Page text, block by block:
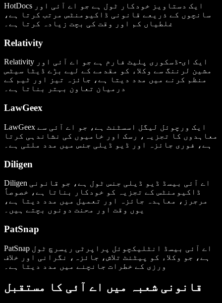
HotDocs ایک دستاویز خودکار ٹول ہے جو اے آئی اور
سانچوں کے ذریعے قانونی ڈاکیومنٹس مرتب کرتا ہے،
غلطیاں کم اور وقت کی بچت زیادہ کرتا ہے۔
Relativity
Relativity ایک ای-ڈسکوری پلیٹ فارم ہے جو اے آئی اور
مشین لرننگ سے وکلاء کو مقدمے کے لیے بڑے ڈیٹا سیٹس
منظم کرنے میں مدد دیتا ہے، جائزہ تیز اور ٹیم کے
درمیان تعاون بہتر بناتا ہے۔
LawGeex
LawGeex ایک ورچوئل لیگل اسسٹنٹ ہے، جو اے آئی سے
معاہدوں کا تجزیہ، رسک اور خامیوں کی نشاندہی کرتا
ہے، فوری جائزہ اور ڈیو ڈیلی جنس میں مدد ملتی ہے۔
Diligen
Diligen اے آئی بیسڈ ڈیو ڈیلی جنس ٹول ہے، جو قانونی
ڈاکیومنٹس کے تجزیہ کو خودکار بناتا ہے، خصوصاً
مرجرز، معاہدہ جائزہ اور تعمیل میں مدد دیتا ہے،
یوں وقت اور محنت دونوں بچتے ہیں۔
PatSnap
PatSnap اے آئی بیسڈ انٹلیکچوئل پراپرٹی ریسرچ ٹول
ہے، جو وکلاء کو پیٹنٹ تلاش، جائزہ، نگرانی اور خلاف
ورزی کے خطرات جانچنے میں مدد دیتا ہے۔
قانونی شعبہ میں اے آئی کا مستقبل